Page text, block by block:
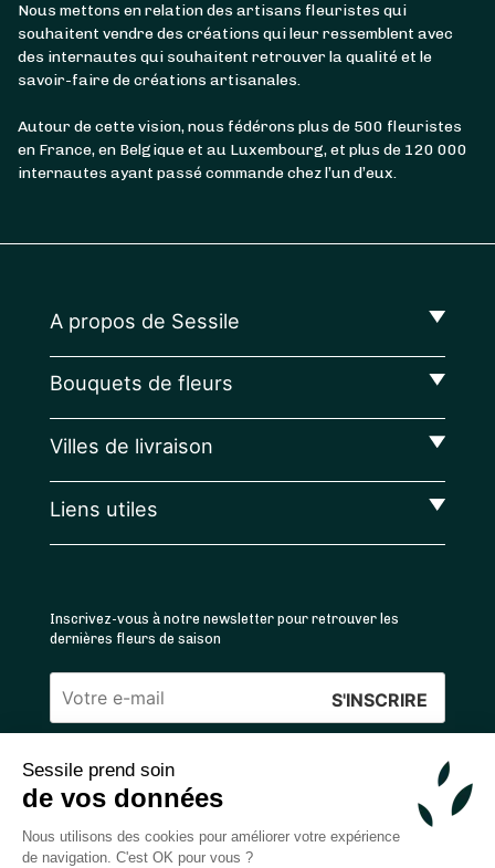
Sessile prend soin
de vos données
Nous utilisons des cookies pour améliorer votre expérience
de navigation. C'est OK pour vous ?
Nous mettons en relation des artisans fleuristes qui
souhaitent vendre des créations qui leur ressemblent avec
des internautes qui souhaitent retrouver la qualité et le
savoir-faire de créations artisanales.
Autour de cette vision, nous fédérons plus de 500 fleuristes
en France, en Belgique et au Luxembourg, et plus de 120 000
internautes ayant passé commande chez l’un d’eux.
A propos de Sessile
Bouquets de fleurs
Villes de livraison
Liens utiles
Inscrivez-vous à notre newsletter pour retrouver les
dernières fleurs de saison
Veuillez
ce
champ
4.4 /5 ⭐ | 120 000+ bouquets livrés |
Achats 100% sécurisés